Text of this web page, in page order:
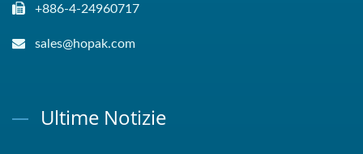
+886-4-24960717
sales@hopak.com
Ultime Notizie